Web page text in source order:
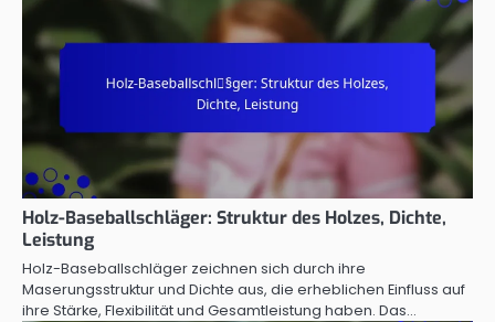
Holz-Baseballschläger: Struktur des Holzes, Dichte,
Leistung
Holz-Baseballschläger zeichnen sich durch ihre
Maserungsstruktur und Dichte aus, die erheblichen Einfluss auf
ihre Stärke, Flexibilität und Gesamtleistung haben. Das…